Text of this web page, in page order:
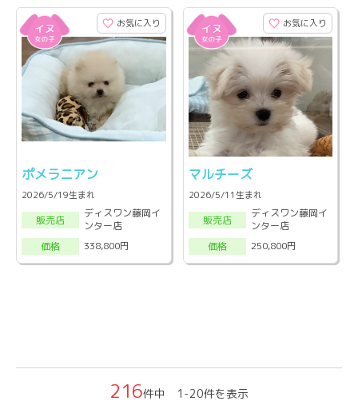
お気に入り
ポメラニアン
2026/5/19生まれ
販売店
ディスワン藤岡イ
ンター店
価格
338,800円
お気に入り
マルチーズ
2026/5/11生まれ
販売店
ディスワン藤岡イ
ンター店
価格
250,800円
216件中 1-20件を表示